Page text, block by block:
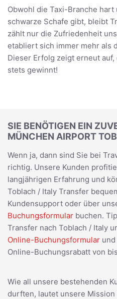
Obwohl die Taxi-Branche
schwarze Schafe gibt, bleibt
zählt nur die Zufriedenheit
etabliert sich immer mehr als
Dieser Erfolg zeigt erneut
stets gewinnt!
SIE BENÖTIGEN EIN
MÜNCHEN AIRPORT
Wenn ja, dann sind Sie bei
richtig. Unsere Kunden
langjährigen Erfahrung und
Toblach / Italy Transfer
Kundensupport oder über
Buchungsformular buchen.
Transfer nach Toblach / Italy
Online-Buchungsformular
Online-Buchungsrabatt von
Wie all unsere bestehenden
durften, lautet unsere